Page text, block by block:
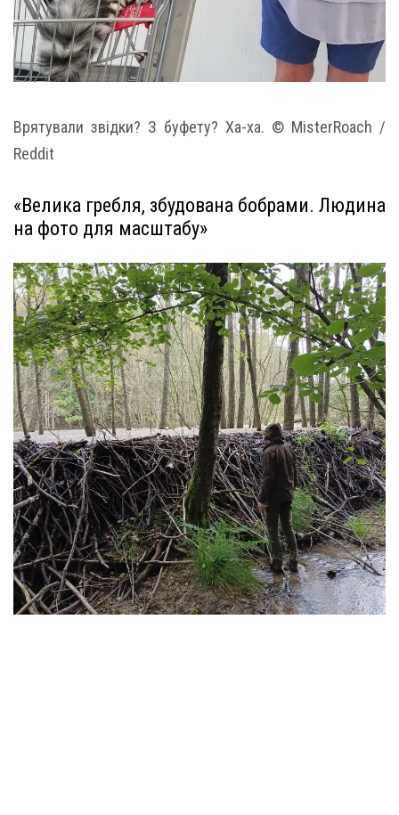
Врятували звідки? З буфету? Ха-ха. © MisterRoach /
Reddit
«Велика гребля, збудована бобрами. Людина
на фото для масштабу»